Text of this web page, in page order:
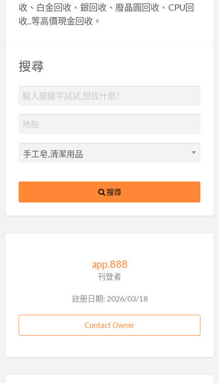
收、白金回收、銀回收、廢晶圓回收、CPU回
收..等高價現金回收。
搜尋
搜尋
app.888
刊登者
註册日期: 2026/03/18
Contact Owner